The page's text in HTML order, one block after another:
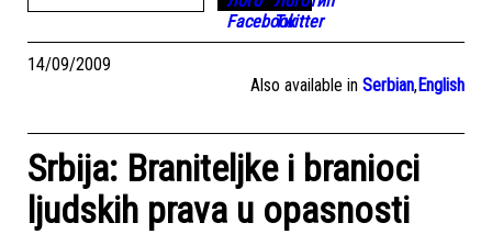
14/09/2009
Also available in Serbian,English
Srbija: Braniteljke i branioci
ljudskih prava u opasnosti